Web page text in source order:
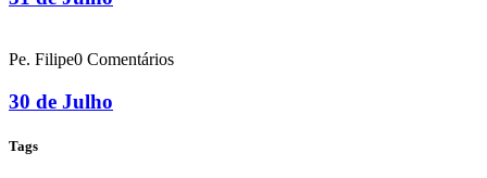
Pe. Filipe0 Comentários
30 de Julho
Tags